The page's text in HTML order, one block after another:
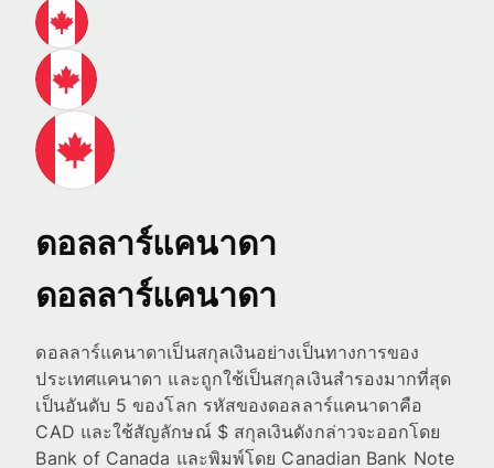
ดอลลาร์แคนาดา
ดอลลาร์แคนาดา
ดอลลาร์แคนาดาเป็นสกุลเงินอย่างเป็นทางการของ
ประเทศแคนาดา และถูกใช้เป็นสกุลเงินสำรองมากที่สุด
เป็นอันดับ 5 ของโลก รหัสของดอลลาร์แคนาดาคือ
CAD และใช้สัญลักษณ์ $ สกุลเงินดังกล่าวจะออกโดย
Bank of Canada และพิมพ์โดย Canadian Bank Note